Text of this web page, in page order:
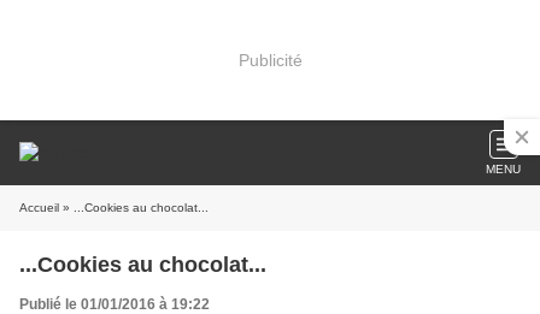
Publicité
MENU
Accueil » ...Cookies au chocolat...
...Cookies au chocolat...
Publié le 01/01/2016 à 19:22